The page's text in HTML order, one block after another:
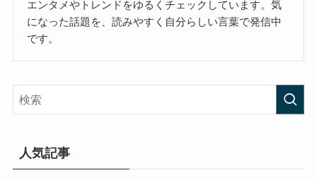
エンタメやトレンドをゆるくチェックしています。気
になった話題を、読みやすく自分らしい言葉で発信中
です。
人気記事